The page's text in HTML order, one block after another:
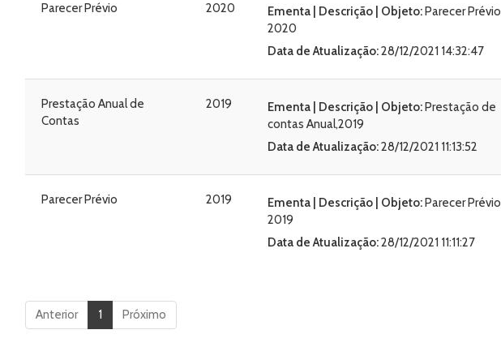
Parecer Prévio 2020 Ementa | Descrição | Objeto:Parecer Prévio
2020
Data de Atualização:28/12/2021 14:32:47
Prestação Anual de
Contas
2019 Ementa | Descrição | Objeto:Prestação de
contas Anual,2019
Data de Atualização:28/12/2021 11:13:52
Parecer Prévio 2019 Ementa | Descrição | Objeto:Parecer Prévio
2019
Data de Atualização:28/12/2021 11:11:27
Anterior
1 Próximo